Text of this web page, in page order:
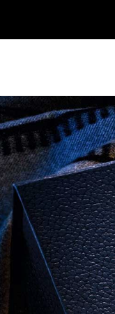
6º base
7 º iluminador
8º gloss
º sauvage
10 º blush